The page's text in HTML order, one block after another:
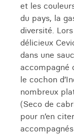
et les
du pays, la
diversité.
délicieux
dans une
accompagné
le cochon
nombreux
(Seco de
pour n’en